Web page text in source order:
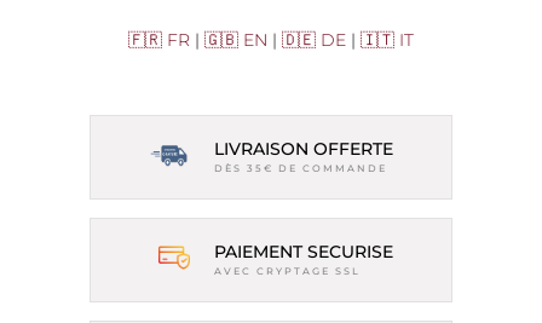
🇫🇷 FR | 🇬🇧 EN | 🇩🇪 DE | 🇮🇹 IT
LIVRAISON OFFERTE
DÈS 35€ DE COMMANDE
PAIEMENT SECURISE
AVEC CRYPTAGE SSL